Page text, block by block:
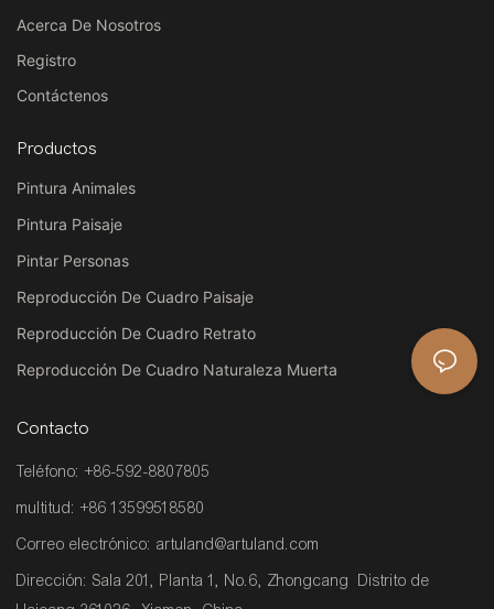
Acerca De Nosotros
Registro
Contáctenos
Productos
Pintura Animales
Pintura Paisaje
Pintar Personas
Reproducción De Cuadro Paisaje
Reproducción De Cuadro Retrato
Reproducción De Cuadro Naturaleza Muerta
Contacto
Teléfono: +86-592-8807805
multitud: +86 13599518580
Correo electrónico: artuland@artuland.com
Dirección: Sala 201, Planta 1, No.6, Zhongcang Distrito de